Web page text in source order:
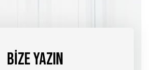
BİZE YAZIN